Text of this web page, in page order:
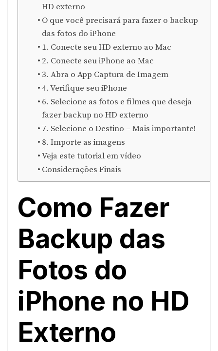
HD externo
O que você precisará para fazer o backup
das fotos do iPhone
1. Conecte seu HD externo ao Mac
2. Conecte seu iPhone ao Mac
3. Abra o App Captura de Imagem
4. Verifique seu iPhone
6. Selecione as fotos e filmes que deseja
fazer backup no HD externo
7. Selecione o Destino – Mais importante!
8. Importe as imagens
Veja este tutorial em vídeo
Considerações Finais
Como Fazer
Backup das
Fotos do
iPhone no HD
Externo